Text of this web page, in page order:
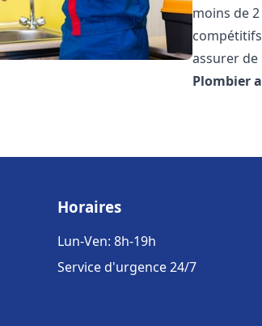
moins de
assurer
Plombier
Horaires
Lun-Ven: 8h-19h
Service d'urgence 24/7